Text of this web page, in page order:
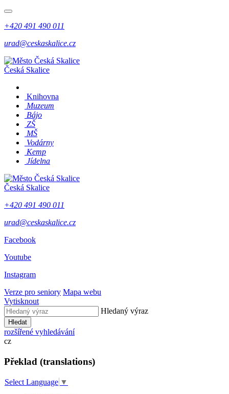
+420 491 490 011
urad@ceskaskalice.cz
Česká Skalice
Knihovna
Muzeum
Bájo
ZŠ
MŠ
Vodárny
Kemp
Jídelna
Česká Skalice
+420 491 490 011
urad@ceskaskalice.cz
Facebook
Youtube
Instagram
Verze pro seniory Mapa webu
Vytisknout
Hledaný výraz
Hledat
rozšířené vyhledávání
cz
Překlad (translations)
Select Language ▼